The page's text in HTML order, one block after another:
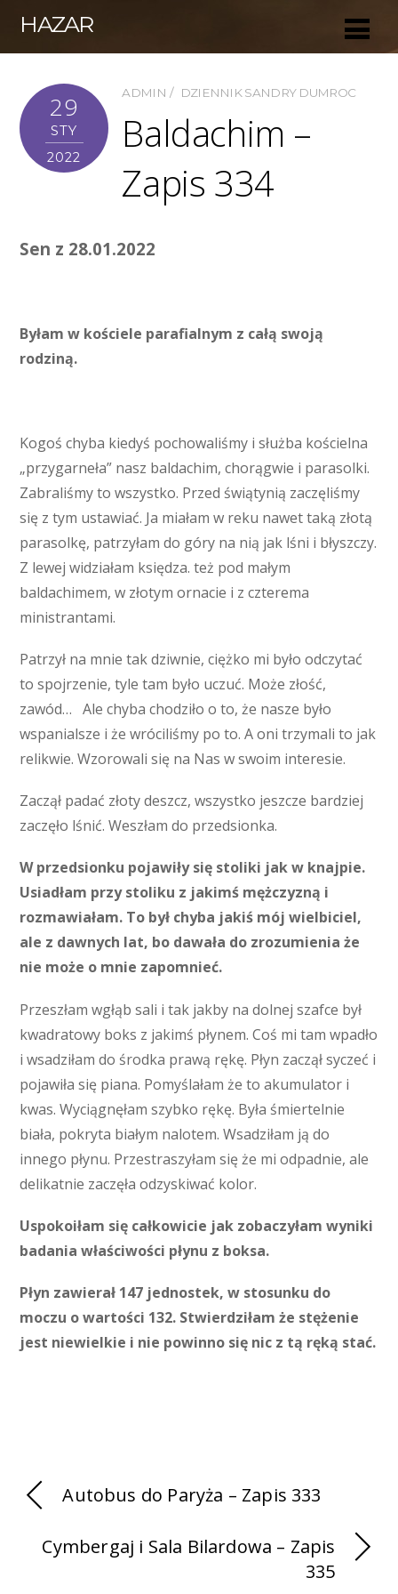
HAZAR
29
STY
2022
ADMIN DZIENNIK SANDRY DUMROC
Baldachim –
Zapis 334
Sen z 28.01.2022
Byłam w kościele parafialnym z całą swoją
rodziną.
Kogoś chyba kiedyś pochowaliśmy i służba kościelna
„przygarneła” nasz baldachim, chorągwie i parasolki.
Zabraliśmy to wszystko. Przed świątynią zaczęliśmy
się z tym ustawiać. Ja miałam w reku nawet taką złotą
parasolkę, patrzyłam do góry na nią jak lśni i błyszczy.
Z lewej widziałam księdza. też pod małym
baldachimem, w złotym ornacie i z czterema
ministrantami.
Patrzył na mnie tak dziwnie, ciężko mi było odczytać
to spojrzenie, tyle tam było uczuć. Może złość,
zawód… Ale chyba chodziło o to, że nasze było
wspanialsze i że wróciliśmy po to. A oni trzymali to jak
relikwie. Wzorowali się na Nas w swoim interesie.
Zaczął padać złoty deszcz, wszystko jeszcze bardziej
zaczęło lśnić. Weszłam do przedsionka.
W przedsionku pojawiły się stoliki jak w knajpie.
Usiadłam przy stoliku z jakimś mężczyzną i
rozmawiałam. To był chyba jakiś mój wielbiciel,
ale z dawnych lat, bo dawała do zrozumienia że
nie może o mnie zapomnieć.
Przeszłam wgłąb sali i tak jakby na dolnej szafce był
kwadratowy boks z jakimś płynem. Coś mi tam wpadło
i wsadziłam do środka prawą rękę. Płyn zaczął syczeć i
pojawiła się piana. Pomyślałam że to akumulator i
kwas. Wyciągnęłam szybko rękę. Była śmiertelnie
biała, pokryta białym nalotem. Wsadziłam ją do
innego płynu. Przestraszyłam się że mi odpadnie, ale
delikatnie zaczęła odzyskiwać kolor.
Uspokoiłam się całkowicie jak zobaczyłam wyniki
badania właściwości płynu z boksa.
Płyn zawierał 147 jednostek, w stosunku do
moczu o wartości 132. Stwierdziłam że stężenie
jest niewielkie i nie powinno się nic z tą ręką stać.
Autobus do Paryża – Zapis 333
Cymbergaj i Sala Bilardowa – Zapis
335